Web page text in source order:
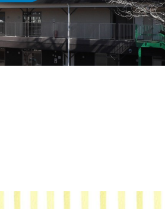
ICTの利用
食育 預かり保育
園庭開放
てサロン ぽかぽか